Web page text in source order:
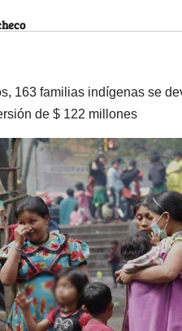
163 familias indígenas se
de $ 122 millones